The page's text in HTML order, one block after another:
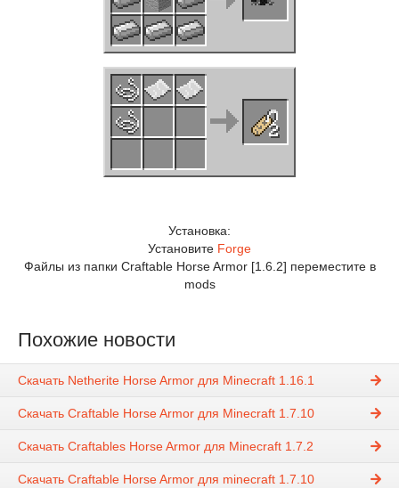
Установка:
Установите Forge
Файлы из папки Craftable Horse Armor [1.6.2] переместите в
mods
Похожие новости
Скачать Netherite Horse Armor для Minecraft 1.16.1
Скачать Craftable Horse Armor для Minecraft 1.7.10
Скачать Craftables Horse Armor для Minecraft 1.7.2
Скачать Craftable Horse Armor для minecraft 1.7.10